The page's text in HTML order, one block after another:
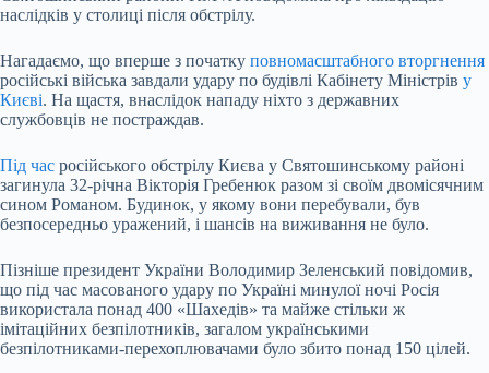
наслідків у столиці після обстрілу.
Нагадаємо, що вперше з початку повномасштабного вторгнення
російські війська завдали удару по будівлі Кабінету Міністрів у
Києві. На щастя, внаслідок нападу ніхто з державних
службовців не постраждав.
Під час російського обстрілу Києва у Святошинському районі
загинула 32-річна Вікторія Гребенюк разом зі своїм двомісячним
сином Романом. Будинок, у якому вони перебували, був
безпосередньо уражений, і шансів на виживання не було.
Пізніше президент України Володимир Зеленський повідомив,
що під час масованого удару по Україні минулої ночі Росія
використала понад 400 «Шахедів» та майже стільки ж
імітаційних безпілотників, загалом українськими
безпілотниками-перехоплювачами було збито понад 150 цілей.